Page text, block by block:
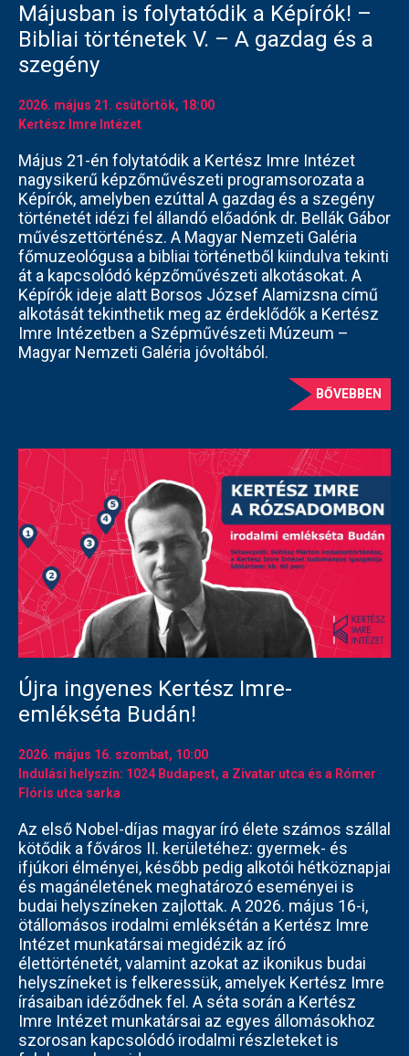
Májusban is folytatódik a Képírók! –
Bibliai történetek V. – A gazdag és a
szegény
2026. május 21. csütörtök, 18:00
Kertész Imre Intézet
Május 21-én folytatódik a Kertész Imre Intézet
nagysikerű képzőművészeti programsorozata a
Képírók, amelyben ezúttal A gazdag és a szegény
történetét idézi fel állandó előadónk dr. Bellák Gábor
művészettörténész. A Magyar Nemzeti Galéria
főmuzeológusa a bibliai történetből kiindulva tekinti
át a kapcsolódó képzőművészeti alkotásokat. A
Képírók ideje alatt Borsos József Alamizsna című
alkotását tekinthetik meg az érdeklődők a Kertész
Imre Intézetben a Szépművészeti Múzeum –
Magyar Nemzeti Galéria jóvoltából.
BŐVEBBEN
Újra ingyenes Kertész Imre-
emlékséta Budán!
2026. május 16. szombat, 10:00
Indulási helyszín: 1024 Budapest, a Zivatar utca és a Rómer
Flóris utca sarka
Az első Nobel-díjas magyar író élete számos szállal
kötődik a főváros II. kerületéhez: gyermek- és
ifjúkori élményei, később pedig alkotói hétköznapjai
és magánéletének meghatározó eseményei is
budai helyszíneken zajlottak. A 2026. május 16-i,
ötállomásos irodalmi emléksétán a Kertész Imre
Intézet munkatársai megidézik az író
élettörténetét, valamint azokat az ikonikus budai
helyszíneket is felkeressük, amelyek Kertész Imre
írásaiban idéződnek fel. A séta során a Kertész
Imre Intézet munkatársai az egyes állomásokhoz
szorosan kapcsolódó irodalmi részleteket is